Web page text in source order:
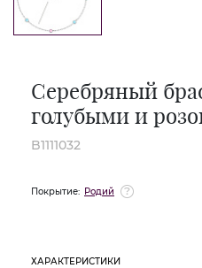
Серебряный
голубыми и
B1111032
Покрытие: Родий
ХАРАКТЕРИСТИКИ